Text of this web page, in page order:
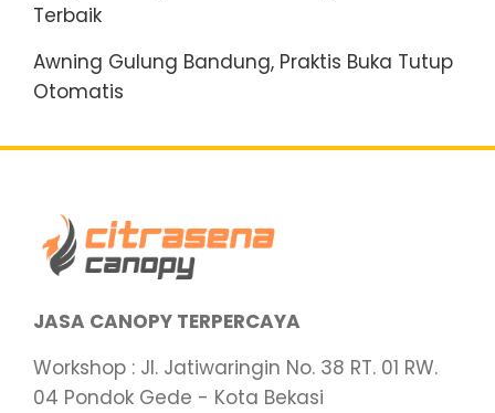
Terbaik
Awning Gulung Bandung, Praktis Buka Tutup
Otomatis
JASA CANOPY TERPERCAYA
Workshop : Jl. Jatiwaringin No. 38 RT. 01 RW.
04 Pondok Gede - Kota Bekasi